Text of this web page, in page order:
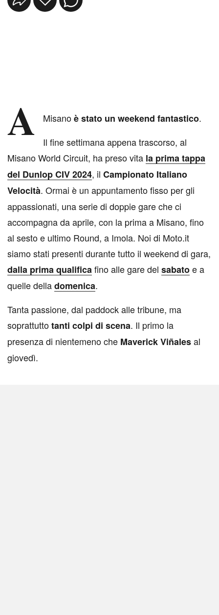
A Misanoè stato un weekend fantastico.
Il fine settimana appena trascorso, al
Misano World Circuit, ha preso vita la prima tappa
del Dunlop CIV 2024, il Campionato Italiano
Velocità. Ormai è un appuntamento fisso per gli
appassionati, una serie di doppie gare che ci
accompagna da aprile, con la prima a Misano, fino
al sesto e ultimo Round, a Imola. Noi di Moto.it
siamo stati presenti durante tutto il weekend di gara,
dalla prima qualificafino alle gare del sabatoe a
quelle delladomenica.
Tanta passione, dal paddock alle tribune, ma
soprattuttotanti colpi di scena. Il primo la
presenza di nientemeno che Maverick Viñalesal
giovedì.